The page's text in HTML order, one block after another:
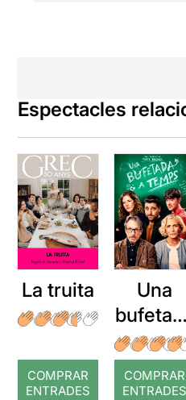
Espectacles
La truita
COMPRAR
ENTRADES
Una
bufetada
a
COMPRAR
ENTRADES